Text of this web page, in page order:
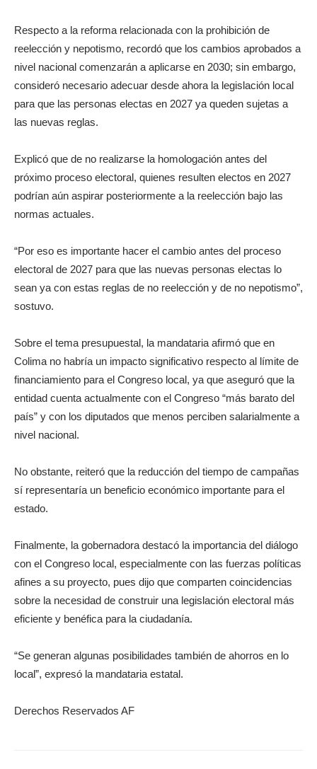
Respecto a la reforma relacionada con la prohibición de
reelección y nepotismo, recordó que los cambios aprobados a
nivel nacional comenzarán a aplicarse en 2030; sin embargo,
consideró necesario adecuar desde ahora la legislación local
para que las personas electas en 2027 ya queden sujetas a
las nuevas reglas.
Explicó que de no realizarse la homologación antes del
próximo proceso electoral, quienes resulten electos en 2027
podrían aún aspirar posteriormente a la reelección bajo las
normas actuales.
“Por eso es importante hacer el cambio antes del proceso
electoral de 2027 para que las nuevas personas electas lo
sean ya con estas reglas de no reelección y de no nepotismo”,
sostuvo.
Sobre el tema presupuestal, la mandataria afirmó que en
Colima no habría un impacto significativo respecto al límite de
financiamiento para el Congreso local, ya que aseguró que la
entidad cuenta actualmente con el Congreso “más barato del
país” y con los diputados que menos perciben salarialmente a
nivel nacional.
No obstante, reiteró que la reducción del tiempo de campañas
sí representaría un beneficio económico importante para el
estado.
Finalmente, la gobernadora destacó la importancia del diálogo
con el Congreso local, especialmente con las fuerzas políticas
afines a su proyecto, pues dijo que comparten coincidencias
sobre la necesidad de construir una legislación electoral más
eficiente y benéfica para la ciudadanía.
“Se generan algunas posibilidades también de ahorros en lo
local”, expresó la mandataria estatal.
Derechos Reservados AF